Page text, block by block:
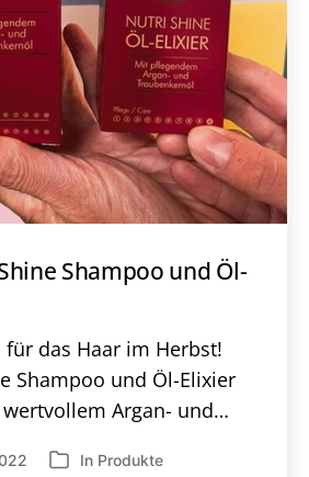
Shampoo und Öl-
das Haar im Herbst!
Shampoo und Öl-Elixier
Argan- und…
Kategorien
In Produkte